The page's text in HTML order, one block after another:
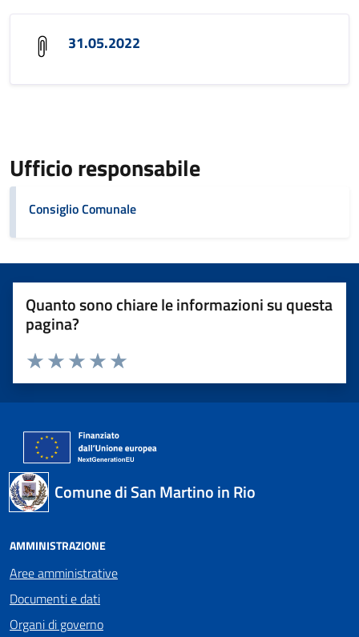
31.05.2022
Ufficio responsabile
Consiglio Comunale
Quanto sono chiare le informazioni su questa
pagina?
Valuta 5 stelle su 5
Valuta 4 stelle su 5
Valuta 3 stelle su 5
Valuta 2 stelle su 5
Valuta 1 stelle su 5
Comune di San Martino in Rio
AMMINISTRAZIONE
Aree amministrative
Documenti e dati
Organi di governo